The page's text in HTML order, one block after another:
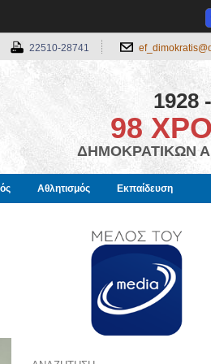
22510-28741
1928
98
ΔΗΜΟΚΡΑΤΙΚΩΝ
Αθλητισμός Εκπαίδευση